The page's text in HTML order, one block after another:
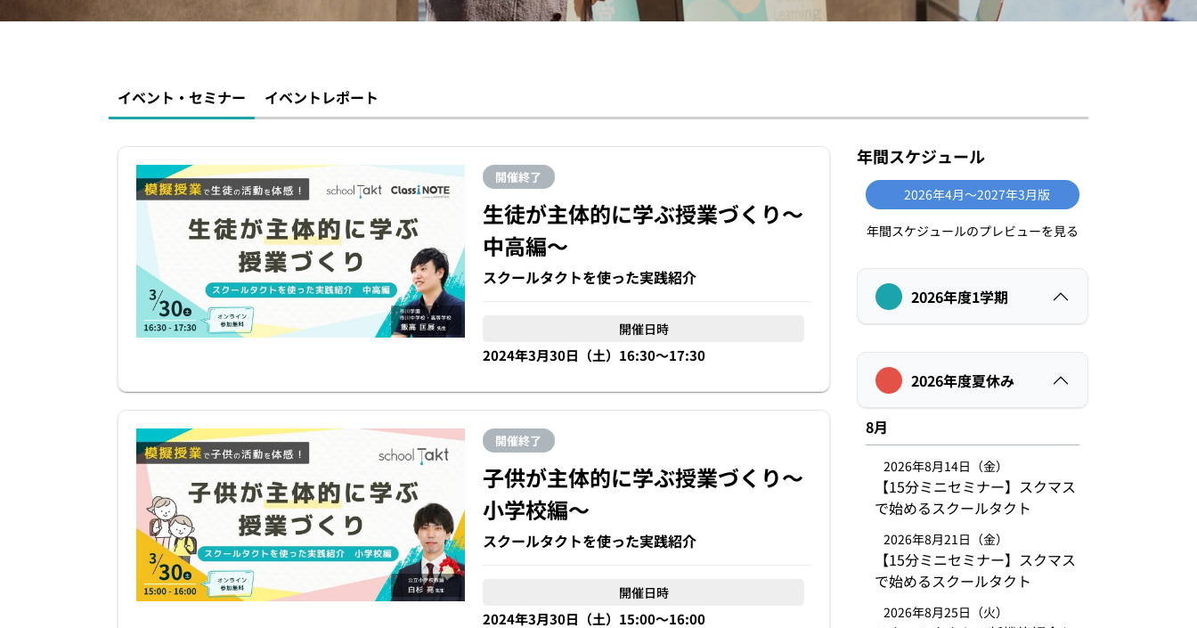
イベント・セミナー イベントレポート
開催終了
生徒が主体的に学ぶ授業づくり〜
中高編〜
スクールタクトを使った実践紹介
開催日時
2024年3月30日（土）16:30〜17:30
開催終了
子供が主体的に学ぶ授業づくり〜
小学校編〜
スクールタクトを使った実践紹介
開催日時
2024年3月30日（土）15:00〜16:00
年間スケジュール
2026年4月〜2027年3月版
年間スケジュールのプレビューを見る
2026年度1学期
2026年度夏休み
8月
2026年8月14日（金）
【15分ミニセミナー】スクマス
で始めるスクールタクト
2026年8月21日（金）
【15分ミニセミナー】スクマス
で始めるスクールタクト
2026年8月25日（火）